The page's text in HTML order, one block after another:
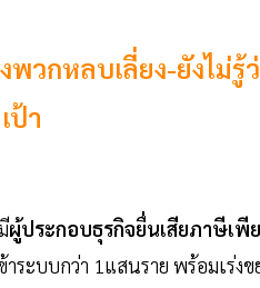
งพวกหลบเลี่ยง-ยังไ
ป้า
ผู้ประกอบธุรกิจยื่นเสียภาษีเพี
ะบบกว่า 1แสนราย พร้อมเร่ง